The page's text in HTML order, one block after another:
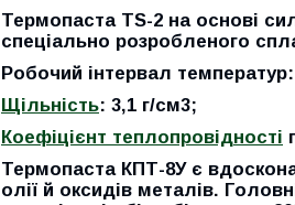
Термопаста TS-2 на основі
спеціально розробленого
Робочий інтервал
Щільність: 3,1 г/см3;
Коефіцієнт теплопровідності
Термопаста КПТ-8Ує
олії й оксидів металів.